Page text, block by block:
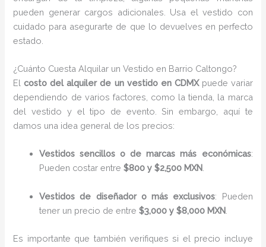
pueden generar cargos adicionales. Usa el vestido con
cuidado para asegurarte de que lo devuelves en perfecto
estado.
¿Cuánto Cuesta Alquilar un Vestido en Barrio Caltongo?
Elcosto del alquiler de un vestido en CDMXpuede variar
dependiendo de varios factores, como la tienda, la marca
del vestido y el tipo de evento. Sin embargo, aquí te
damos una idea general de los precios:
Vestidos sencillos o de marcas más económicas:
Pueden costar entre$800 y $2,500 MXN
Vestidos de diseñador o más exclusivos: Pueden
tener un precio de entre$3,000 y $8,000 MXN
Es importante que también verifiques si el precio incluye